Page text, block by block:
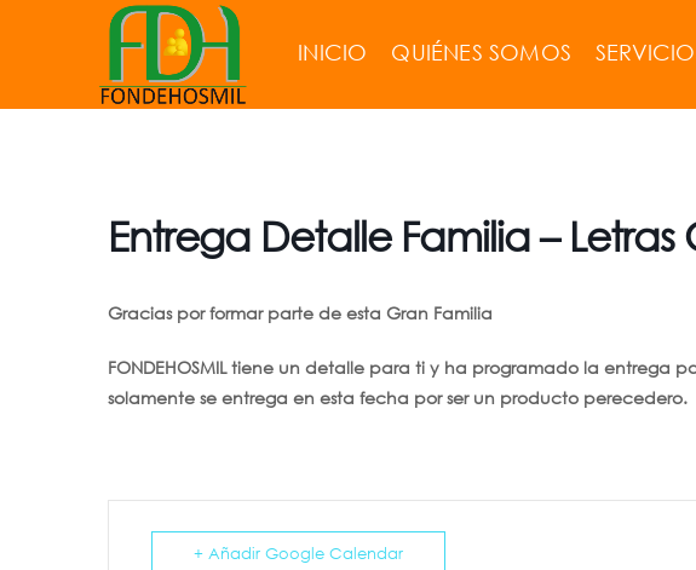
INICIO QUIÉNES SOMOS
Entrega Detalle Familia – Letras
Gracias por formar parte de esta Gran Familia
FONDEHOSMIL tiene un detalle para ti y ha programado la entrega
solamente se entrega en esta fecha por ser un producto perecedero.
+ Añadir Google Calendar